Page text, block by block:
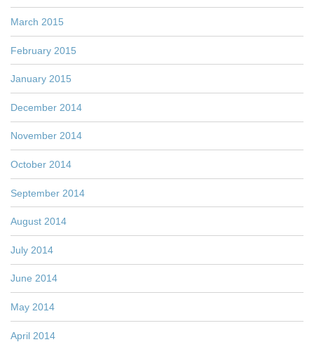
March 2015
February 2015
January 2015
December 2014
November 2014
October 2014
September 2014
August 2014
July 2014
June 2014
May 2014
April 2014